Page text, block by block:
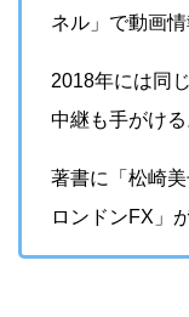
ネル」で動画情
2018年には同
中継も手がける
著書に「松崎
ロンドンFX」